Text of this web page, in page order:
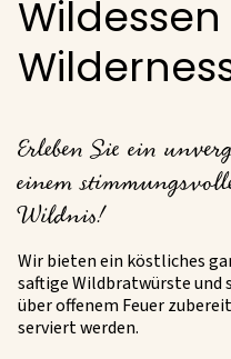
Wildessen
Erleben Sie ein
einem
Wildnis!
Wir bieten ein köstliches
saftige Wildbratwürste und
über offenem Feuer
serviert werden.